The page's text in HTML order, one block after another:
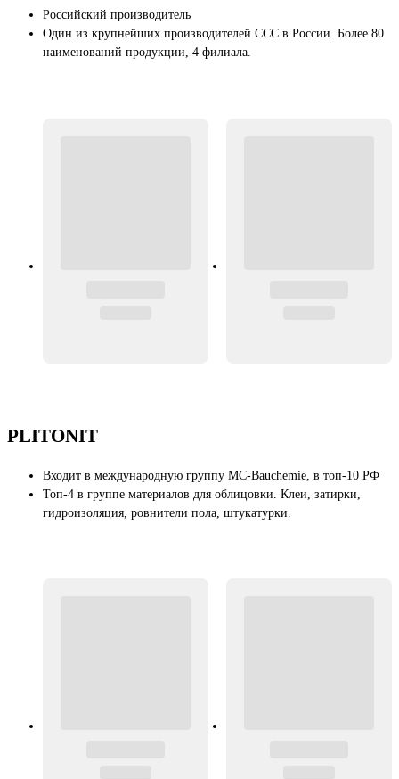
Российский производитель
Один из крупнейших производителей ССС в России. Более 80
наименований продукции, 4 филиала.
PLITONIT
Входит в международную группу MC-Bauchemie, в топ-10 РФ
Топ-4 в группе материалов для облицовки. Клеи, затирки,
гидроизоляция, ровнители пола, штукатурки.